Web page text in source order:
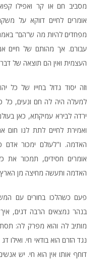
מסביב חם או קר ואפילו
אומרים לחיים דווקא על
מפחדים להיות מה ש"הם"
עבורם. אך מהותם של חיים
העצמית ואין הם תוצאה של
וזה יסוד גדול בחייו של כל
למעלה היה לה חם ונעים, כל
ירדה לבירא עמיקתא, כאן
ואמירת לחיים לתת לנו חום
האדמה. ו"לעולם ימכור אדם
אומרים חסידים, תמכור
האדמה ותעשה מחיצה מן
פעם כשהלכו בחורים עם
בנהר נמצאים הרבה דגים,
מותיב לה והוא מפרק לה:
נגד הזרם הוא בודאי חי.
דוחף אותו אין הוא חי. יש